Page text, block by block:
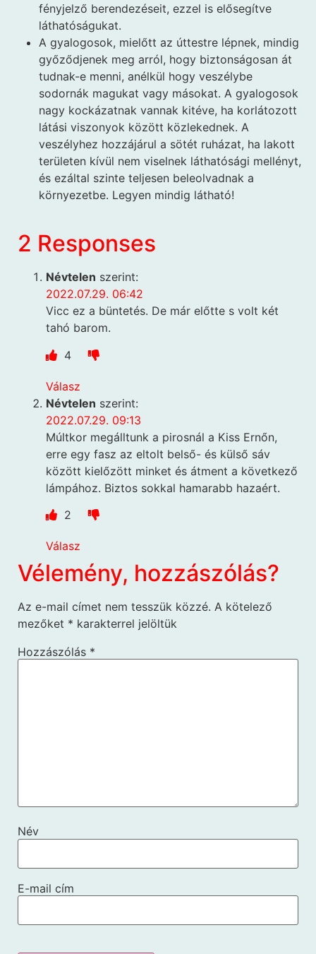
fényjelző berendezéseit, ezzel is elősegítve
láthatóságukat.
A gyalogosok, mielőtt az úttestre lépnek, mindig
győződjenek meg arról, hogy biztonságosan át
tudnak-e menni, anélkül hogy veszélybe
sodornák magukat vagy másokat. A gyalogosok
nagy kockázatnak vannak kitéve, ha korlátozott
látási viszonyok között közlekednek. A
veszélyhez hozzájárul a sötét ruházat, ha lakott
területen kívül nem viselnek láthatósági mellényt,
és ezáltal szinte teljesen beleolvadnak a
környezetbe. Legyen mindig látható!
2 Responses
Névtelen szerint:
2022.07.29. 06:42
Vicc ez a büntetés. De már előtte s volt két
tahó barom.
4
Válasz
Névtelen szerint:
2022.07.29. 09:13
Múltkor megálltunk a pirosnál a Kiss Ernőn,
erre egy fasz az eltolt belső- és külső sáv
között kielőzött minket és átment a következő
lámpához. Biztos sokkal hamarabb hazaért.
2
Válasz
Vélemény, hozzászólás?
Az e-mail címet nem tesszük közzé. A kötelező
mezőket * karakterrel jelöltük
Hozzászólás *
Név
E-mail cím